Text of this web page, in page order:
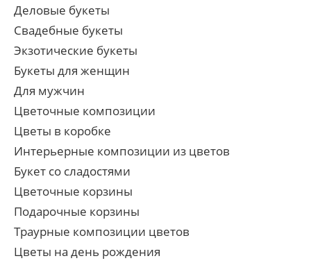
Деловые букеты
Свадебные букеты
Экзотические букеты
Букеты для женщин
Для мужчин
Цветочные композиции
Цветы в коробке
Интерьерные композиции из цветов
Букет со сладостями
Цветочные корзины
Подарочные корзины
Траурные композиции цветов
Цветы на день рождения